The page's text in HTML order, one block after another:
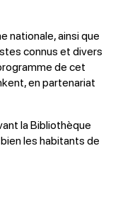
nationale, ainsi que
connus et divers
de cet
en partenariat
la Bibliothèque
les habitants de